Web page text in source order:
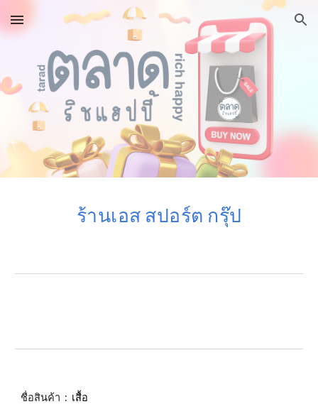
Skip to main content Skip to navigation
ร้านเอส สปอร์ต กรุ๊ป
ชื่อสินค้า : เสื้อ